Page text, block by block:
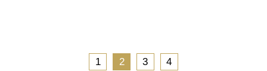
1 2 3 4